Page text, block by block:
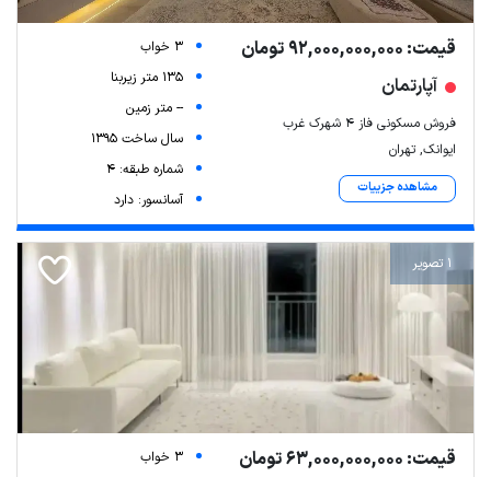
قیمت: 92,000,000,000 تومان
آپارتمان
فروش مسکونی فاز ۴ شهرک غرب
ایوانک, تهران
مشاهده جزییات
3 خواب
135 متر زیربنا
-- متر زمین
سال ساخت 1395
شماره طبقه: 4
آسانسور: دارد
1 تصویر
قیمت: 63,000,000,000 تومان
3 خواب